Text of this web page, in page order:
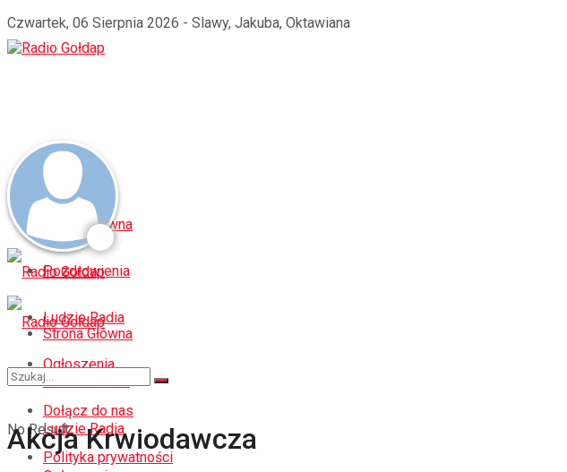
Czwartek, 06 Sierpnia 2026 - Slawy, Jakuba, Oktawiana
Strona Główna
Pozdrowienia
Ludzie Radia
Ogłoszenia
Dołącz do nas
Polityka prywatności
Strona Główna
Pozdrowienia
Ludzie Radia
No Result
Akcja Krwiodawcza